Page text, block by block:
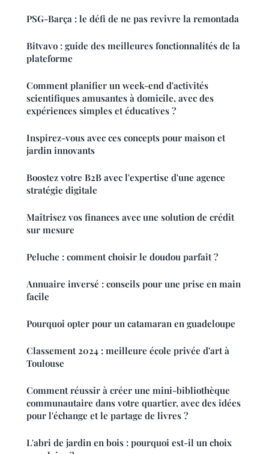
PSG-Barça : le défi de ne pas revivre la remontada
Bitvavo : guide des meilleures fonctionnalités de la
plateforme
Comment planifier un week-end d'activités
scientifiques amusantes à domicile, avec des
expériences simples et éducatives ?
Inspirez-vous avec ces concepts pour maison et
jardin innovants
Boostez votre B2B avec l'expertise d'une agence
stratégie digitale
Maîtrisez vos finances avec une solution de crédit
sur mesure
Peluche : comment choisir le doudou parfait ?
Annuaire inversé : conseils pour une prise en main
facile
Pourquoi opter pour un catamaran en guadeloupe
Classement 2024 : meilleure école privée d'art à
Toulouse
Comment réussir à créer une mini-bibliothèque
communautaire dans votre quartier, avec des idées
pour l'échange et le partage de livres ?
L'abri de jardin en bois : pourquoi est-il un choix